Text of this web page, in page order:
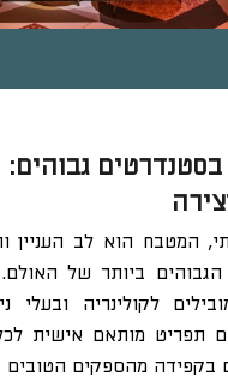
בסטנדרטים
המטבח הוא לב
ביותר של
לקולינריה ובעלי
תפריט מותאם אישית
בקפידה מהספקים הטובים